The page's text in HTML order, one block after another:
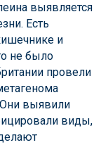
выявляется
Есть
и
не было
провели
выявили
виды,